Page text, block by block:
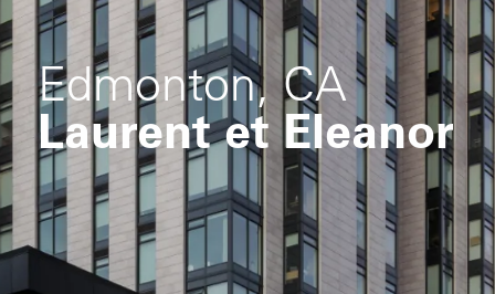
Edmonton, CA
Laurent et Eleanor